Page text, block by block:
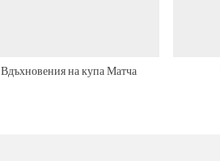
Вдъхновения на купа Матча